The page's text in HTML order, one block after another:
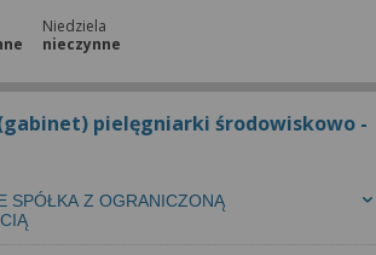
Niedziela
nieczynne
pielęgniarki środowiskowo -
SPÓŁKA Z OGRANICZONĄ